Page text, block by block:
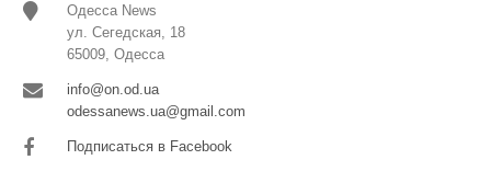
Одесса News
ул. Сегедская, 18
65009, Одесса
info@on.od.ua
odessanews.ua@gmail.com
Подписаться в Facebook